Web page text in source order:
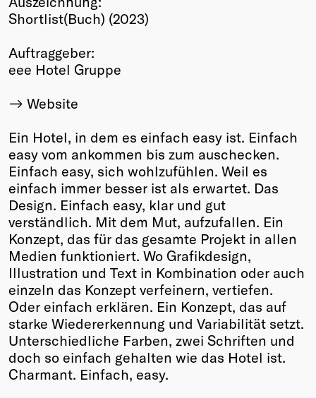
Winners
Past
Annual
Shortlist(Buch) (2023)
Auftraggeber:
eee Hotel Gruppe
Website
Ein Hotel, in dem es einfach easy ist. Einfach
easy vom ankommen bis zum auschecken.
Einfach easy, sich wohlzufühlen. Weil es
einfach immer besser ist als erwartet. Das
Design. Einfach easy, klar und gut
verständlich. Mit dem Mut, aufzufallen. Ein
Konzept, das für das gesamte Projekt in allen
Medien funktioniert. Wo Grafikdesign,
Illustration und Text in Kombination oder auch
einzeln das Konzept verfeinern, vertiefen.
Oder einfach erklären. Ein Konzept, das auf
starke Wiedererkennung und Variabilität setzt.
Unterschiedliche Farben, zwei Schriften und
doch so einfach gehalten wie das Hotel ist.
Charmant. Einfach, easy.